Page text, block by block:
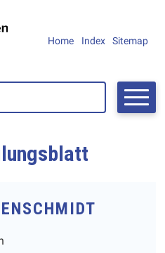
SO
Home Index Sitemap
Suche